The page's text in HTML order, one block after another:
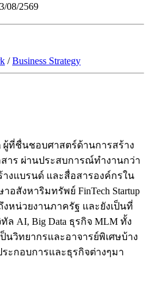
08/2569
/Business Strategy
ผู้ที่ชื่นชอบศาสตร์ด้านการสร้าง
าร ผ่านประสบการณ์ทำงานกว่า
างแบรนด์ และสื่อสารองค์กรใน
สังหาริมทรัพย์ FinTech Startup
หน่วยงานภาครัฐ และยังเป็นที่
AI, Big Data ธุรกิจ MLM ทั้ง
นวิทยากรและอาจารย์พิเศษบ้าง
ะกอบการและธุรกิจต่างๆมา